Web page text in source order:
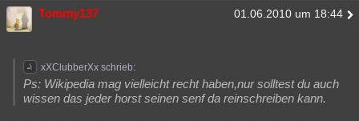
Tommy137 01.06.2010 um 18:44
xXClubberXx schrieb:
Ps: Wikipedia mag vielleicht recht haben,nur solltest du auch
wissen das jeder horst seinen senf da reinschreiben kann.